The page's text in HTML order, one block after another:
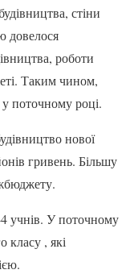
стіни
довелося
роботи
Таким чином,
поточному році.
нової
гривень. Більшу
учнів. У поточному
класу , які